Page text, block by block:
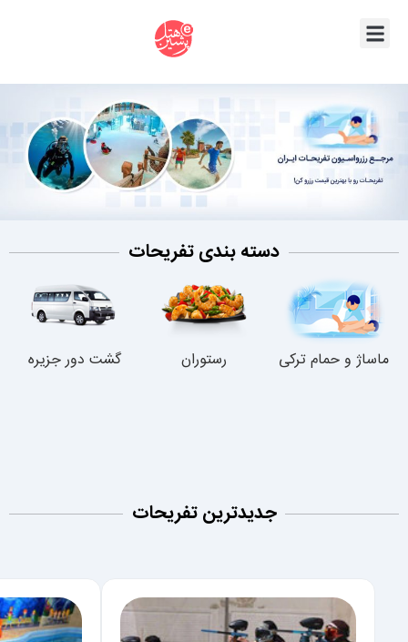
دسته بندی تفریحات
گشت دور جزیره رستوران ماساژ و حمام ترکی
جدیدترین تفریحات